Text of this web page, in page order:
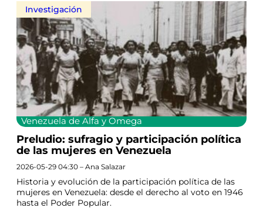
Investigación
Venezuela de Alfa y Omega
Preludio: sufragio y participación política
de las mujeres en Venezuela
2026-05-29 04:30 – Ana Salazar
Historia y evolución de la participación política de las
mujeres en Venezuela: desde el derecho al voto en 1946
hasta el Poder Popular.